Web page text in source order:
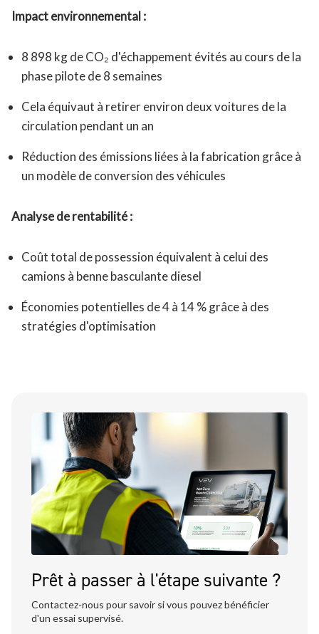
Impact environnemental :
8 898 kg de CO₂ d'échappement évités au cours de la
phase pilote de 8 semaines
Cela équivaut à retirer environ deux voitures de la
circulation pendant un an
Réduction des émissions liées à la fabrication grâce à
un modèle de conversion des véhicules
Analyse de rentabilité :
Coût total de possession équivalent à celui des
camions à benne basculante diesel
Économies potentielles de 4 à 14 % grâce à des
stratégies d'optimisation
Prêt à passer à l'étape suivante ?
Contactez-nous pour savoir si vous pouvez bénéficier
d'un essai supervisé.